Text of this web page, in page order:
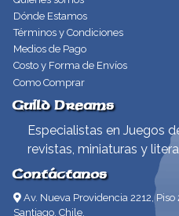
Dónde Estamos
Términos y Condiciones
Medios de Pago
Costo y Forma de Envíos
Como Comprar
Guild Dreams
Especialistas en Juegos
revistas, miniaturas y
Contáctanos
Av. Nueva Providencia 2212, Piso
Santiago, Chile.